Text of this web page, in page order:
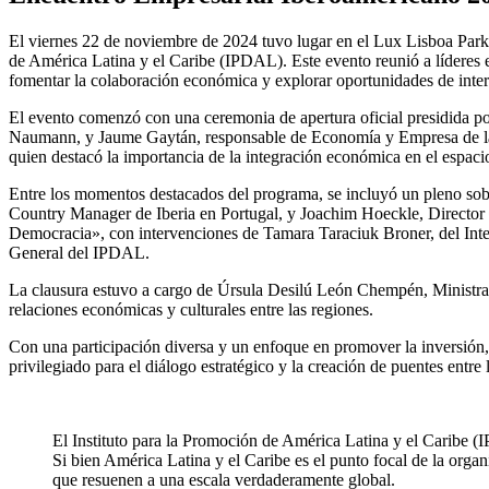
El viernes 22 de noviembre de 2024 tuvo lugar en el Lux Lisboa
de América Latina y el Caribe (IPDAL). Este evento reunió a líderes
fomentar la colaboración económica y explorar oportunidades de
El evento comenzó con una ceremonia de apertura oficial presidida
Naumann, y Jaume Gaytán, responsable de Economía y Empresa
quien destacó la importancia de la integración económica en el
Entre los momentos destacados del programa, se incluyó un pleno
Country Manager de Iberia en Portugal, y Joachim Hoeckle,
Democracia», con intervenciones de Tamara Taraciuk Broner, del
General del IPDAL.
La clausura estuvo a cargo de Úrsula Desilú León Chempén,
relaciones económicas y culturales entre las regiones.
Con una participación diversa y un enfoque en promover la
privilegiado para el diálogo estratégico y la creación de puentes entre
El Instituto para la Promoción de América Latina y el Caribe
Si bien América Latina y el Caribe es el punto focal de la
que resuenen a una escala verdaderamente global.